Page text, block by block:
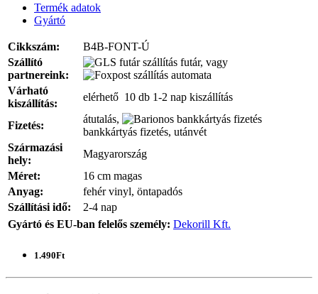
Termék adatok
Gyártó
Cikkszám:
B4B-FONT-Ú
Szállító
partnereink:
futár, vagy
automata
Várható
kiszállítás:
elérhető 10 db 1-2 nap kiszállítás
Fizetés:
átutalás,
bankkártyás fizetés, utánvét
Származási
hely:
Magyarország
Méret:
16 cm magas
Anyag:
fehér vinyl, öntapadós
Szállítási idő:
2-4 nap
Gyártó és EU-ban felelős személy: Dekorill Kft.
1.490Ft